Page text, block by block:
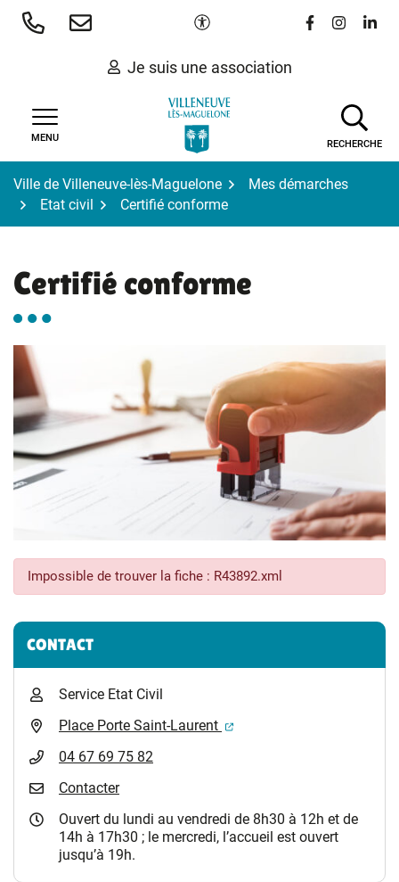
Aller
Paramètres d'accessibilité
Lien vers le
Lien vers
Lien
Je suis une association
MENU
RECHERCHE
Ville de Villeneuve-lès-Maguelone
Mes démarches
Etat civil
Certifié conforme
Certifié conforme
Impossible de trouver la fiche : R43892.xml
Informations complémentaires
CONTACT
Service Etat Civil
Place Porte Saint-Laurent
(ouverture dans un
04 67 69 75 82
Contacter
Ouvert du lundi au vendredi de 8h30 à 12h et de
14h à 17h30 ; le mercredi, l’accueil est ouvert
jusqu’à 19h.